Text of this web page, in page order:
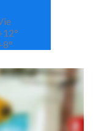
12°
8°